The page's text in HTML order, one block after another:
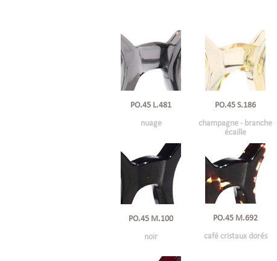
PO.45 L.481
nuage
PO.45 S.186
champagne - branche
écaille
PO.45 M.100
noir
PO.45 M.692
café cristaux dorés